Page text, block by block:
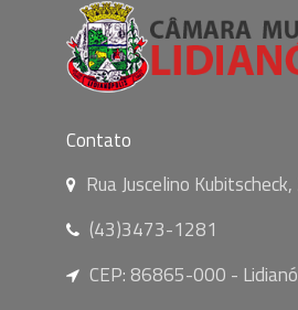
Contato
Rua Juscelino
(43)3473-1281
CEP: 86865-000 -